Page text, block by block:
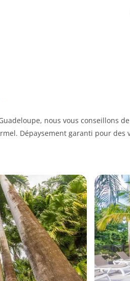
nous vous conseillons
Dépaysement garanti pour des